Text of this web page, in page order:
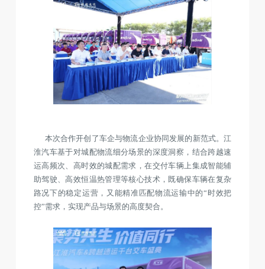
本次合作开创了车企与物流企业协同发展的新范式。江
淮汽车基于对城配物流细分场景的深度洞察，结合跨越速
运高频次、高时效的城配需求，在交付车辆上集成智能辅
助驾驶、高效恒温热管理等核心技术，既确保车辆在复杂
路况下的稳定运营，又能精准匹配物流运输中的“时效把
控”需求，实现产品与场景的高度契合。